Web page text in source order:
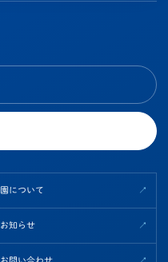
園について
お知らせ
お問い合わせ